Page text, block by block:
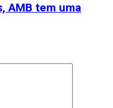
AMB tem uma